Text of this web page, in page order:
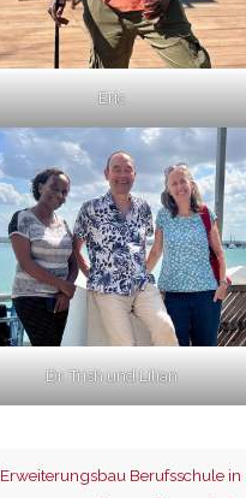
Eric
Dr. Trish und Lilian
Erweiterungsbau Berufsschule in